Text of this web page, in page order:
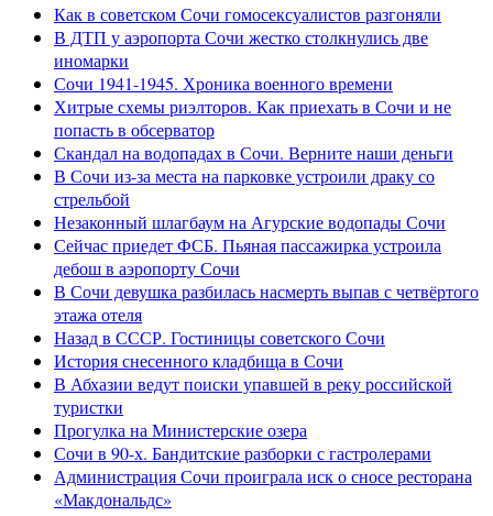
Как в советском Сочи гомосексуалистов разгоняли
В ДТП у аэропорта Сочи жестко столкнулись две
иномарки
Сочи 1941-1945. Хроника военного времени
Хитрые схемы риэлторов. Как приехать в Сочи и не
попасть в обсерватор
Скандал на водопадах в Сочи. Верните наши деньги
В Сочи из-за места на парковке устроили драку со
стрельбой
Незаконный шлагбаум на Агурские водопады Сочи
Сейчас приедет ФСБ. Пьяная пассажирка устроила
дебош в аэропорту Сочи
В Сочи девушка разбилась насмерть выпав с четвёртого
этажа отеля
Назад в СССР. Гостиницы советского Сочи
История снесенного кладбища в Сочи
В Абхазии ведут поиски упавшей в реку российской
туристки
Прогулка на Министерские озера
Сочи в 90-х. Бандитские разборки с гастролерами
Администрация Сочи проиграла иск о сносе ресторана
«Макдональдс»